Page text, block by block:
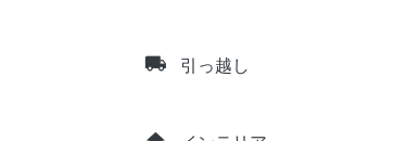
local_shipping 引っ越し